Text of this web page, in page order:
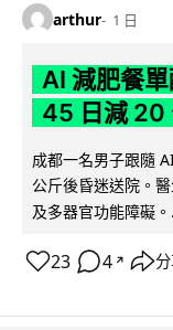
arthur 1 日
AI 減肥餐
45 日減 20
成都一名男子跟隨
公斤後昏迷送院。
及多器官功能障礙
23 4 ↗